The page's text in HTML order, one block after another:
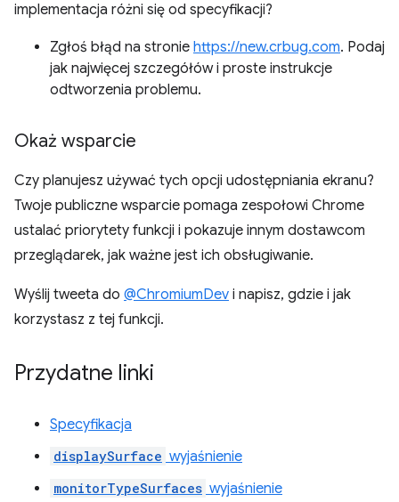
implementacja różni się od specyfikacji?
Zgłoś błąd na stronie https://new.crbug.com. Podaj
jak najwięcej szczegółów i proste instrukcje
odtworzenia problemu.
Okaż wsparcie
Czy planujesz używać tych opcji udostępniania ekranu?
Twoje publiczne wsparcie pomaga zespołowi Chrome
ustalać priorytety funkcji i pokazuje innym dostawcom
przeglądarek, jak ważne jest ich obsługiwanie.
Wyślij tweeta do @ChromiumDev i napisz, gdzie i jak
korzystasz z tej funkcji.
Przydatne linki
Specyfikacja
displaySurface wyjaśnienie
monitorTypeSurfaces wyjaśnienie